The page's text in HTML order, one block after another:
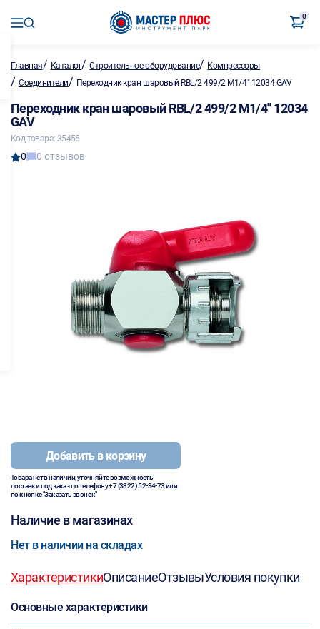
0
Главная/ Каталог/Строительное оборудование/ Компрессоры
/ Соединители/ Переходник кран шаровый RBL/2 499/2 M1/4" 12034 GAV
Переходник кран шаровый RBL/2 499/2 M1/4" 12034
GAV
Код товара: 35456
0 0 отзывов
Добавить в корзину
Товара нет в наличии, уточняйте возможность
поставки под заказ по телефону+7 (3822) 52-34-73или
по кнопке "Заказать звонок"
Наличие в магазинах
Нет в наличии на складах
ХарактеристикиОписаниеОтзывыУсловия покупки
Основные характеристики